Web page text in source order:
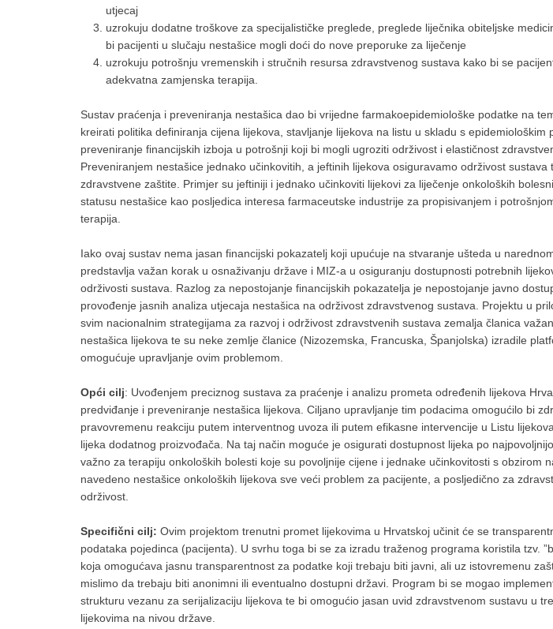
utjecaj
uzrokuju dodatne troškove za specijalističke preglede, preglede liječnika obiteljske
bi pacijenti u slučaju nestašice mogli doći do nove preporuke za liječenje
uzrokuju potrošnju vremenskih i stručnih resursa zdravstvenog sustava kako bi se
adekvatna zamjenska terapija.
Sustav praćenja i preveniranja nestašica dao bi vrijedne farmakoepidemiološke podatke na
kreirati politika definiranja cijena lijekova, stavljanje lijekova na listu u skladu s epidemiološkim
preveniranje financijskih izboja u potrošnji koji bi mogli ugroziti održivost i elastičnost
Preveniranjem nestašice jednako učinkovitih, a jeftinih lijekova osiguravamo održivost sustava
zdravstvene zaštite. Primjer su jeftiniji i jednako učinkoviti lijekovi za liječenje onkoloških
statusu nestašice kao posljedica interesa farmaceutske industrije za propisivanjem i
terapija.
Iako ovaj sustav nema jasan financijski pokazatelj koji upućuje na stvaranje ušteda u
predstavlja važan korak u osnaživanju države i MIZ-a u osiguranju dostupnosti potrebnih
održivosti sustava. Razlog za nepostojanje financijskih pokazatelja je nepostojanje javno
provođenje jasnih analiza utjecaja nestašica na održivost zdravstvenog sustava. Projektu u
svim nacionalnim strategijama za razvoj i održivost zdravstvenih sustava zemalja članica
nestašica lijekova te su neke zemlje članice (Nizozemska, Francuska, Španjolska) izradile
omogućuje upravljanje ovim problemom.
Opći cilj: Uvođenjem preciznog sustava za praćenje i analizu prometa određenih lijekova
predviđanje i preveniranje nestašica lijekova. Ciljano upravljanje tim podacima omogućilo bi
pravovremenu reakciju putem interventnog uvoza ili putem efikasne intervencije u Listu
lijeka dodatnog proizvođača. Na taj način moguće je osigurati dostupnost lijeka po
važno za terapiju onkoloških bolesti koje su povoljnije cijene i jednake učinkovitosti s obzirom
navedeno nestašice onkoloških lijekova sve veći problem za pacijente, a posljedično za
održivost.
Specifični cilj: Ovim projektom trenutni promet lijekovima u Hrvatskoj učinit će se
podataka pojedinca (pacijenta). U svrhu toga bi se za izradu traženog programa koristila tzv.
koja omogućava jasnu transparentnost za podatke koji trebaju biti javni, ali uz istovremenu
mislimo da trebaju biti anonimni ili eventualno dostupni državi. Program bi se mogao
strukturu vezanu za serijalizaciju lijekova te bi omogućio jasan uvid zdravstvenom sustavu u
lijekovima na nivou države.